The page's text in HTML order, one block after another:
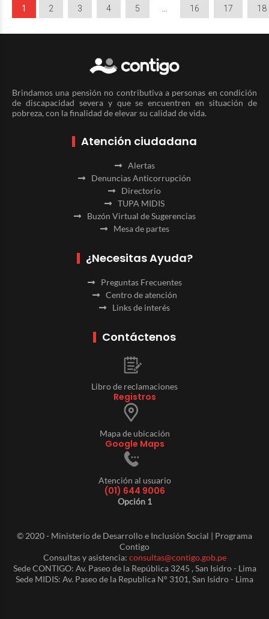
1 2 3 4 5 16 17 18
Brindamos una pensión no contributiva a personas en condición
de discapacidad severa y que se encuentren en situación de
pobreza, con la finalidad de elevar su calidad de vida.
Atención ciudadana
Alertas
Denuncias Anticorrupción
Directorio
TUPA MIDIS
Buzón Virtual de Sugerencias
Mesa de partes
¿Necesitas Ayuda?
Preguntas Frecuentes
Centro de atención
Links de interés
Contáctenos
Libro de reclamaciones
Registros
Mapa de ubicación
Google Maps
Atención al usuario
(01) 644 9006
Opción 1
© 2020 - Ministerio de Desarrollo e Inclusión Social | Programa
Contigo
Consultas y asistencia: consultas@contigo.gob.pe
Sede CONTIGO: Av. Paseo de la República 3245 , San Isidro - Lima
Sede MIDIS: Av. Paseo de la Republica N° 3101, San Isidro - Lima